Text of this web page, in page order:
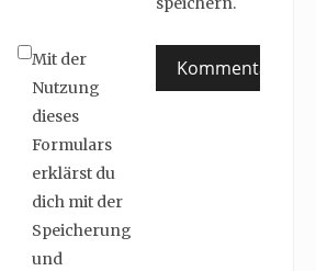
Mit der
Nutzung
dieses
Formulars
erklärst du
dich mit der
Speicherung
und